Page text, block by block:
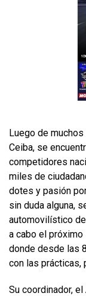
Luego de
Ceiba, se
competidores
miles de
dotes y pasión
sin duda alguna,
automovilístico
a cabo el próximo
donde desde las
con las prácticas,
Su coordinador,